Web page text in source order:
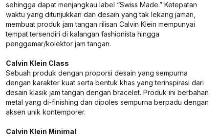
sehingga dapat menjangkau label “Swiss Made.” Ketepatan
waktu yang ditunjukkan dan desain yang tak lekang jaman,
membuat produk jam tangan rilisan Calvin Klein mempunyai
tempat tersendiri di kalangan fashionista hingga
penggemar/kolektor jam tangan.
Calvin Klein Class
Sebuah produk dengan proporsi desain yang sempurna
dengan karakter kuat serta bentuk khas yang terinspirasi dari
desain klasik jam tangan dengan bracelet. Produk ini berbahan
metal yang di-finishing dan dipoles sempurna berpadu dengan
aksen unik kontemporer.
Calvin Klein Minimal